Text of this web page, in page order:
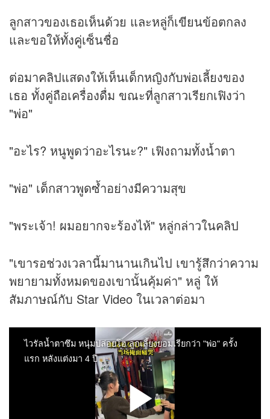
ลูกสาวของเธอเห็นด้วย และหลู่ก็เขียนข้อตกลง
และขอให้ทั้งคู่เซ็นชื่อ
ต่อมาคลิปแสดงให้เห็นเด็กหญิงกับพ่อเลี้ยงของ
เธอ ทั้งคู่ถือเครื่องดื่ม ขณะที่ลูกสาวเรียกเฟิงว่า
"พ่อ"
"อะไร? หนูพูดว่าอะไรนะ?" เฟิงถามทั้งน้ำตา
"พ่อ" เด็กสาวพูดซ้ำอย่างมีความสุข
"พระเจ้า! ผมอยากจะร้องไห้" หลู่กล่าวในคลิป
"เขารอช่วงเวลานี้มานานเกินไป เขารู้สึกว่าความ
พยายามทั้งหมดของเขานั้นคุ้มค่า" หลู่ ให้
สัมภาษณ์กับ Star Video ในเวลาต่อมา